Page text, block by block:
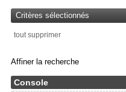
Critères sélectionnés
tout supprimer
Affiner la recherche
Console